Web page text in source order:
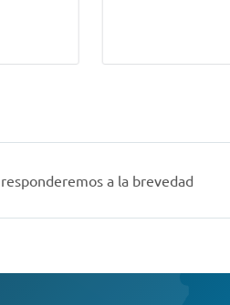
a la brevedad